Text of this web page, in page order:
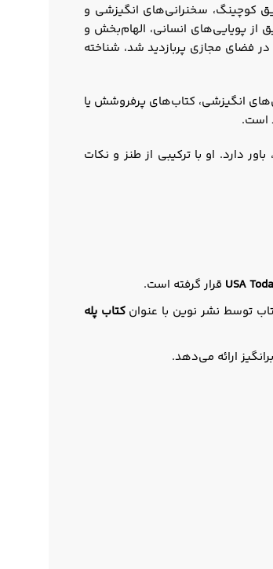
کوچینگ، سخنرانی‌های انگیزشی و
از پویایی‌های انسانی، الهام‌بخش و
فضای مجازی پربازدید شد، شناخته
انگیزشی، کتاب‌های پرفروشش یا
دارد. او با ترکیبی از طنز و نکات
USA قرار گرفته است.
کتاب پله
ارائه می‌دهد.